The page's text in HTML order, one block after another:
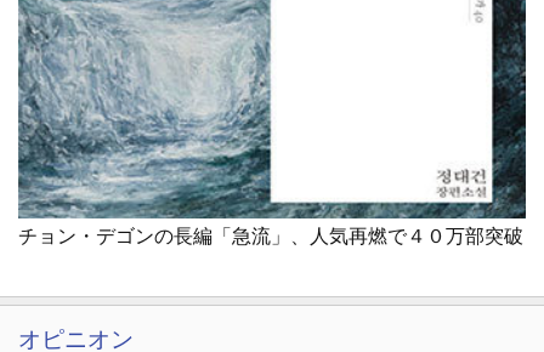
チョン・デゴンの長編「急流」、人気再燃で４０万部突破
オピニオン